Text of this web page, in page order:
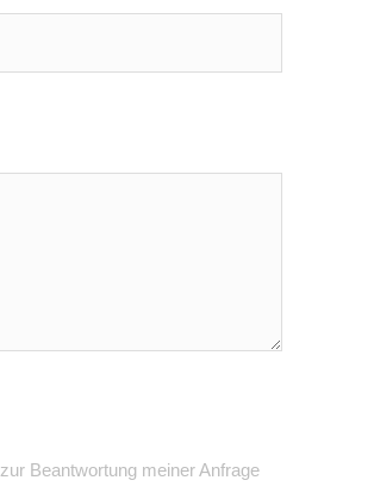
Beantwortung meiner Anfrage